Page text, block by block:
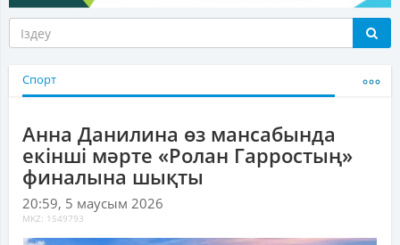
Спорт
Анна Данилина өз мансабында
екінші мәрте «Ролан Гарростың»
финалына шықты
20:59, 5 маусым 2026
MKZ: 1549793